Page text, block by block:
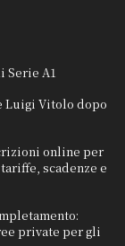
Serie A1
Luigi Vitolo dopo
online per
scadenze e
private per gli